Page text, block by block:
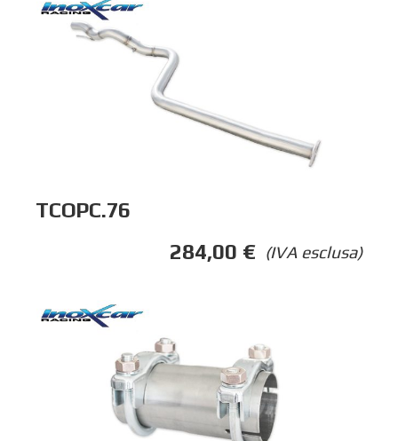
TCOPC.76
(IVA esclusa)
284,00 €